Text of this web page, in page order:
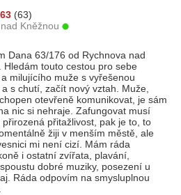
(63)
Kněžnou
Dana 63/176 od Rychnova nad
Hledám touto cestou pro sebe
milujícího muže s vyřešenou
s chutí, začít nový vztah. Muže,
otevřeně komunikovat, je sám
nic si nehraje. Zafungovat musí
přirozená přitažlivost, pak je to, to
žiji v menším městě, ale
mi není cizí. Mám ráda
i ostatní zvířata, plavání,
dobré muziky, posezení u
Ráda odpovím na smysluplnou